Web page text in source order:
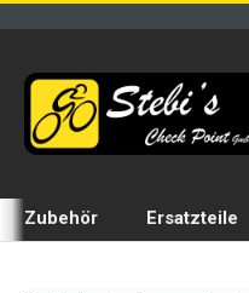
Zubehör Ersatzteile